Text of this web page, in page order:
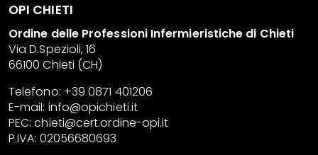
OPI CHIETI
Ordine delle Professioni Infermieristiche di Chieti
Via D.Spezioli, 16
66100 Chieti (CH)
Telefono: +39 0871 401206
E-mail: info@opichieti.it
PEC:chieti@cert.ordine-opi.it
P.IVA: 02056680693